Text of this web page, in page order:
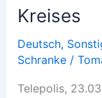
Kreises
Deutsch,
Schranke/
Telepolis,